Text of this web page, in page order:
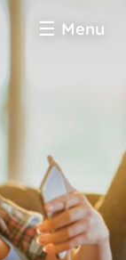
Menu